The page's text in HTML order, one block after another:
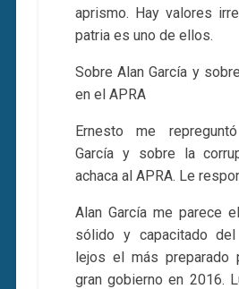
aprismo. Hay valores
patria es uno de ellos.
Sobre Alan García y
en el APRA
Ernesto me
García y sobre la
achaca al APRA. Le
Alan García me parece
sólido y capacitado
lejos el más preparado
gran gobierno en 2016.